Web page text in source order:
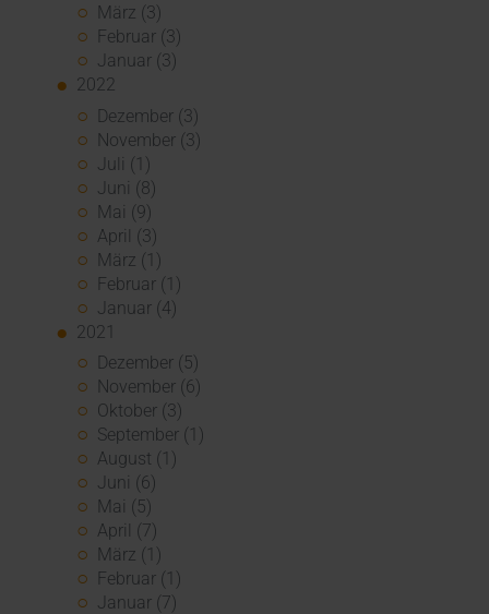
März (3)
Februar (3)
Januar (3)
2022
Dezember (3)
November (3)
Juli (1)
Juni (8)
Mai (9)
April (3)
März (1)
Februar (1)
Januar (4)
2021
Dezember (5)
November (6)
Oktober (3)
September (1)
August (1)
Juni (6)
Mai (5)
April (7)
März (1)
Februar (1)
Januar (7)